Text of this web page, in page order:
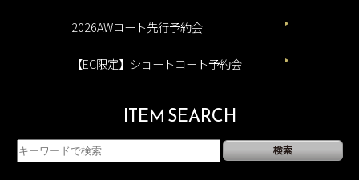
2026AWコート先行予約会
【EC限定】ショートコート予約会
ITEM SEARCH